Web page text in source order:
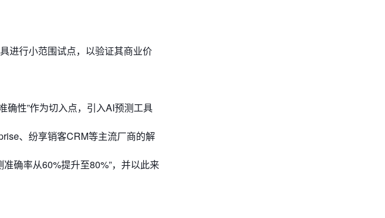
进行小范围试点，以验证其商业价
确性”作为切入点，引入AI预测工具
、纷享销客CRM等主流厂商的解
确率从60%提升至80%”，并以此来